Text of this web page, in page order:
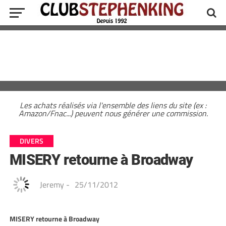
Les achats réalisés via l'ensemble des liens du site (ex :
Amazon/Fnac...) peuvent nous générer une commission.
DIVERS
MISERY retourne à Broadway
Jeremy - 25/11/2012
MISERY retourne à Broadway